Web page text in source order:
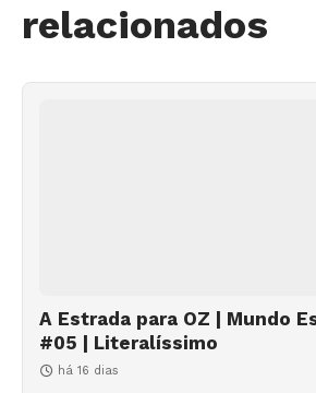
relacionados
A Estrada para OZ | Mundo
#05 | Literalíssimo
há 16 dias